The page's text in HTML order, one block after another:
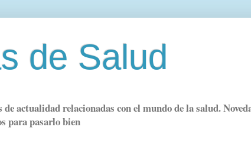
de Salud
actualidad relacionadas con el mundo de la salud.
para pasarlo bien